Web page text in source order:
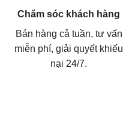
Chăm sóc khách hàng
Bán hàng cả tuần, tư vấn
miễn phí, giải quyết khiếu
nại 24/7.